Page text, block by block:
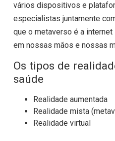
vários dispositivos e
especialistas juntamente
que o metaverso é a
em nossas mãos e nossas
Os tipos de
saúde
Realidade aumentada
Realidade mista
Realidade virtual